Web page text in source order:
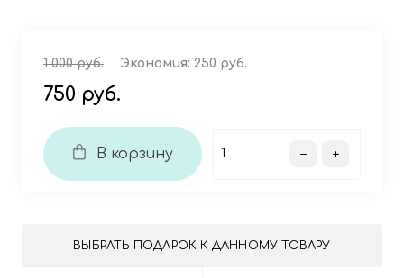
1 000 руб. Экономия: 250 руб.
750 руб.
В корзину
ВЫБРАТЬ ПОДАРОК К ДАННОМУ ТОВАРУ